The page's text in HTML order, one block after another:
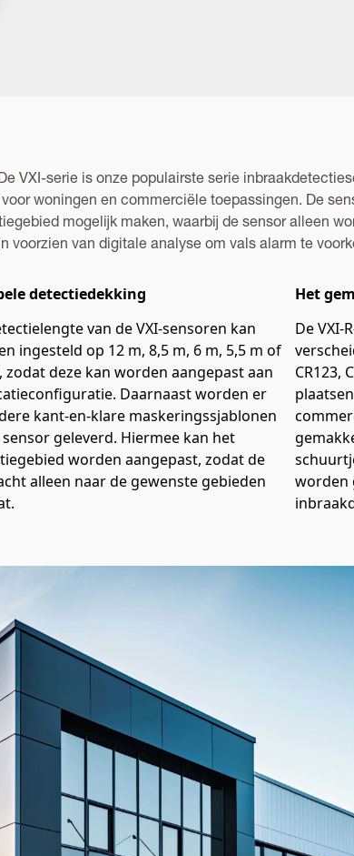
VXI-serie is onze populairste serie
woningen en commerciële toepassingen. De
mogelijk maken, waarbij de sensor alleen
voorzien van digitale analyse om vals alarm te
detectiedekking
Het
van de VXI-sensoren kan
ingesteld op 12 m, 8,5 m, 6 m, 5,5 m of
zodat deze kan worden aangepast aan
Daarnaast worden er
kant-en-klare maskeringssjablonen
geleverd. Hiermee kan het
worden aangepast, zodat de
alleen naar de gewenste gebieden
De VXI-
CR123,
worden